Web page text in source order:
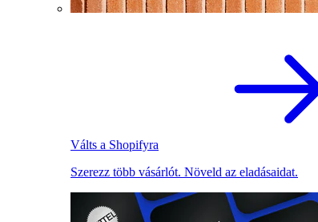
Válts a Shopifyra
Szerezz több vásárlót. Növeld az eladásaidat.